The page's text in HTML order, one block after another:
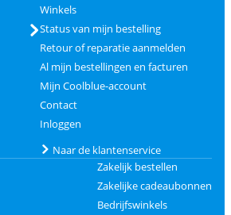
Winkels
Status van mijn bestelling
Retour of reparatie aanmelden
Al mijn bestellingen en facturen
Mijn Coolblue-account
Contact
Inloggen
Naar de klantenservice
Zakelijk bestellen
Zakelijke cadeaubonnen
Bedrijfswinkels